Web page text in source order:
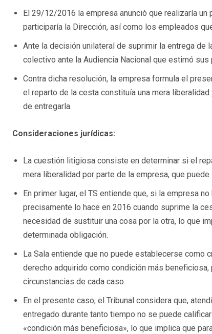
El 29/12/2016 la empresa anunció que realizaría
participaría la Dirección, así como los empleados
Ante la decisión unilateral de suprimir la entrega
colectivo ante la Audiencia Nacional que estimó sus
Contra dicha resolución, la empresa formula el
el reparto de la cesta constituía una mera
de entregarla.
Consideraciones jurídicas:
La cuestión litigiosa consiste en determinar si el
mera liberalidad por parte de la empresa, que
En primer lugar, el TS entiende que, si la empresa
precisamente lo hace en 2016 cuando suprime la
necesidad de sustituir una cosa por la otra, lo que
determinada obligación.
La Sala entiende que no puede establecerse como
derecho adquirido como condición más
circunstancias de cada caso.
En el presente caso, el Tribunal considera que,
entregado durante tanto tiempo no se puede
«condición más beneficiosa», lo que implica que